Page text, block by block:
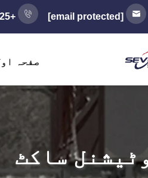
[email protected]
+86-13630015425
صفحہ
ساکٹ